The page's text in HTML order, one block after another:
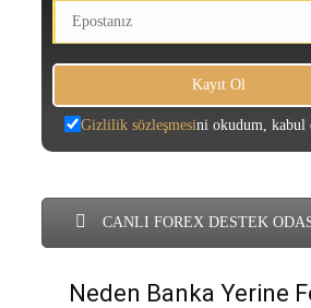
Gizlilik sözleşmesini okudum, kabul
CANLI FOREX DESTEK
Neden Banka Yerine